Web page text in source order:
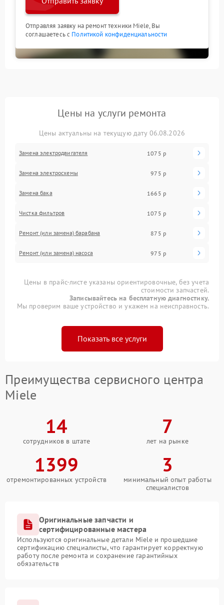
Отправляя заявку на ремонт техники Miele, Вы
соглашаетесь с Политикой конфиденциальности
Цены на услуги ремонта
Цены актуальны на текущую дату 06.08.2026
Замена электродвигателя 1075 р
Замена электросхемы 975 р
Замена бака 1665 р
Чистка фильтров 1075 р
Ремонт (или замена) барабана 875 р
Ремонт (или замена) насоса 975 р
Цены в прайс-листе указаны ориентировочные, без учета
стоимости запчастей.
Записывайтесь на бесплатную диагностику.
Мы проверим ваше устройство и укажем на неисправность.
Показать все услуги
Преимущества сервисного центра
Miele
14
сотрудников в штате
7
лет на рынке
1399
отремонтированных устройств
3
минимальный опыт работы
специалистов
Оригинальные запчасти и
сертифицированные мастера
Используются оригинальные детали Miele и прошедшие
сертификацию специалисты, что гарантирует корректную
работу после ремонта и сохранение гарантийных
обязательств